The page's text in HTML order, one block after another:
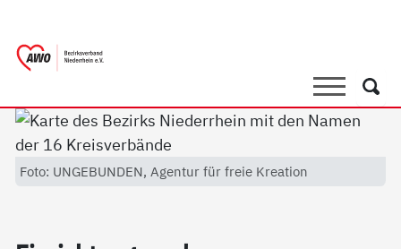
SucheSuche
Foto: UNGEBUNDEN, Agentur für freie Kreation